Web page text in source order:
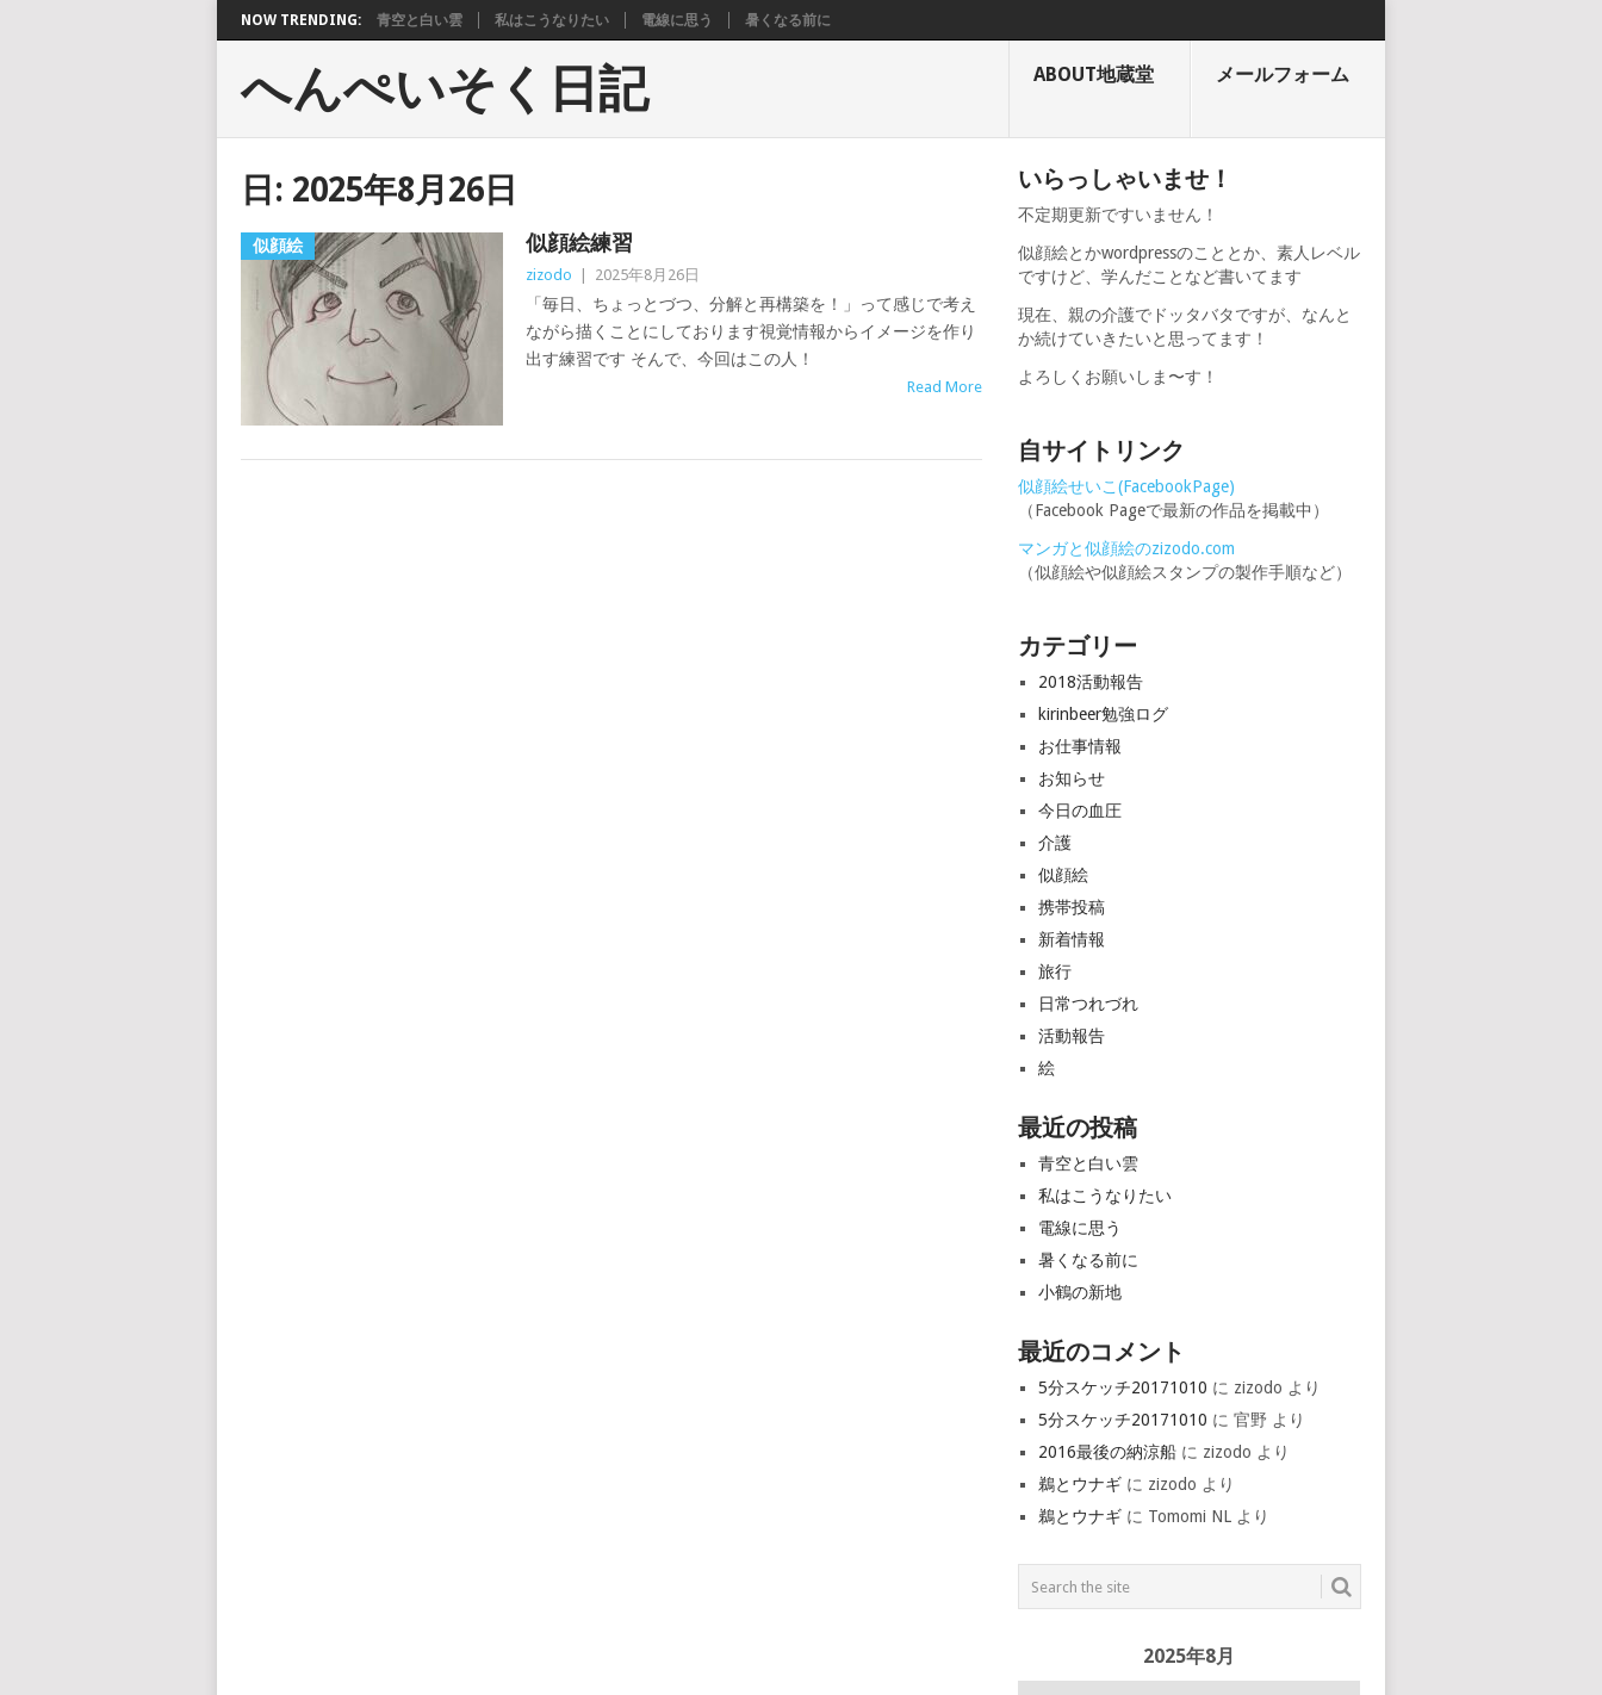
NOW TRENDING: 青空と白い雲 私はこうなりたい 電線に思う 暑くなる前に
へんぺいそく日記 ABOUT地蔵堂 メールフォーム
日: 2025年8月26日
似顔絵 似顔絵練習
zizodo 2025年8月26日
「毎日、ちょっとづつ、分解と再構築を！」って感じで考え
ながら描くことにしております視覚情報からイメージを作り
出す練習です そんで、今回はこの人！
Read More
いらっしゃいませ！
不定期更新ですいません！
似顔絵とかwordpressのこととか、素人レベル
ですけど、学んだことなど書いてます
現在、親の介護でドッタバタですが、なんと
か続けていきたいと思ってます！
よろしくお願いしま〜す！
自サイトリンク
似顔絵せいこ(FacebookPage)
（Facebook Pageで最新の作品を掲載中）
マンガと似顔絵のzizodo.com
（似顔絵や似顔絵スタンプの製作手順など）
カテゴリー
2018活動報告
kirinbeer勉強ログ
お仕事情報
お知らせ
今日の血圧
介護
似顔絵
携帯投稿
新着情報
旅行
日常つれづれ
活動報告
絵
最近の投稿
青空と白い雲
私はこうなりたい
電線に思う
暑くなる前に
小鶴の新地
最近のコメント
5分スケッチ20171010 に zizodo より
5分スケッチ20171010 に官野 より
2016最後の納涼船 に zizodo より
鵜とウナギ に zizodo より
鵜とウナギ に Tomomi NL より
2025年8月